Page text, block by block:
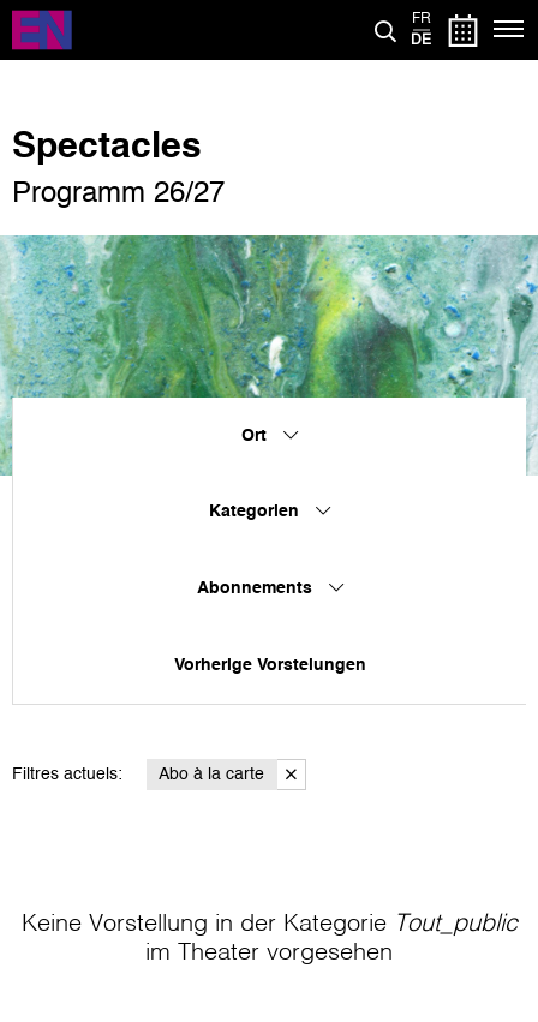
Direkt
zum
Inhalt
FR
DE
Spectacles
Programm 26/27
Ort
Kategorien
Abonnements
Vorherige Vorstelungen
Filtres actuels: Abo à la carte
Keine Vorstellung in der Kategorie Tout_public
im Theater vorgesehen